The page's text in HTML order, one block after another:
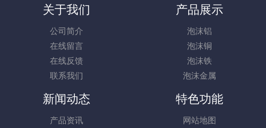
关于我们
公司简介
在线留言
在线反馈
联系我们
产品展示
泡沫铝
泡沫铜
泡沫铁
泡沫金属
新闻动态
产品资讯
特色功能
网站地图